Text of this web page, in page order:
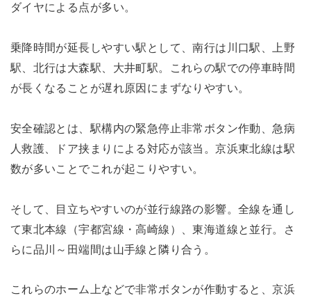
ダイヤによる点が多い。
乗降時間が延長しやすい駅として、南行は川口駅、上野
駅、北行は大森駅、大井町駅。これらの駅での停車時間
が長くなることが遅れ原因にまずなりやすい。
安全確認とは、駅構内の緊急停止非常ボタン作動、急病
人救護、ドア挟まりによる対応が該当。京浜東北線は駅
数が多いことでこれが起こりやすい。
そして、目立ちやすいのが並行線路の影響。全線を通し
て東北本線（宇都宮線・高崎線）、東海道線と並行。さ
らに品川～田端間は山手線と隣り合う。
これらのホーム上などで非常ボタンが作動すると、京浜